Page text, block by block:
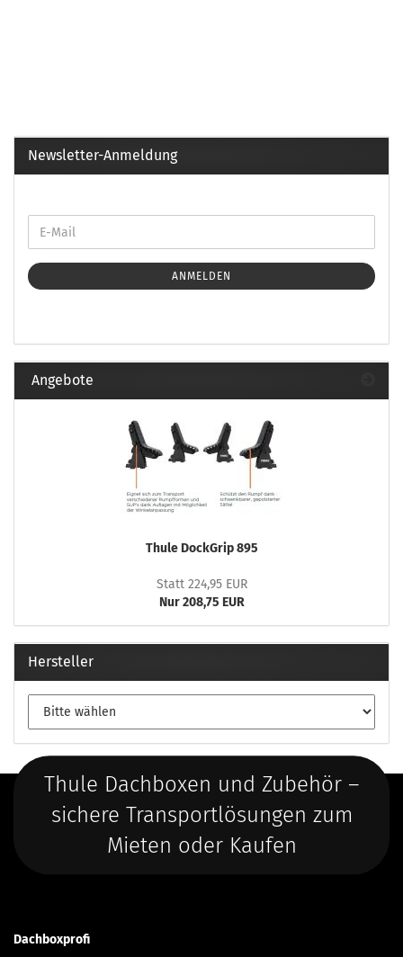
Newsletter-Anmeldung
ANMELDEN
Angebote
Thule DockGrip 895
Statt 224,95 EUR
Nur 208,75 EUR
Hersteller
Thule Dachboxen und Zubehör –
sichere Transportlösungen zum
Mieten oder Kaufen
Dachboxprofi